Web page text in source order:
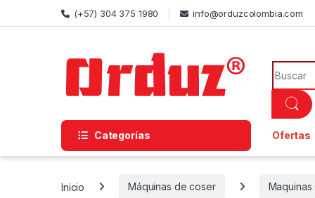
Skip to navigation
Skip to content (+57) 304 375 1980 info@orduzcolombia.com
Search
Categorías Ofertas
Inicio Máquinas de coser